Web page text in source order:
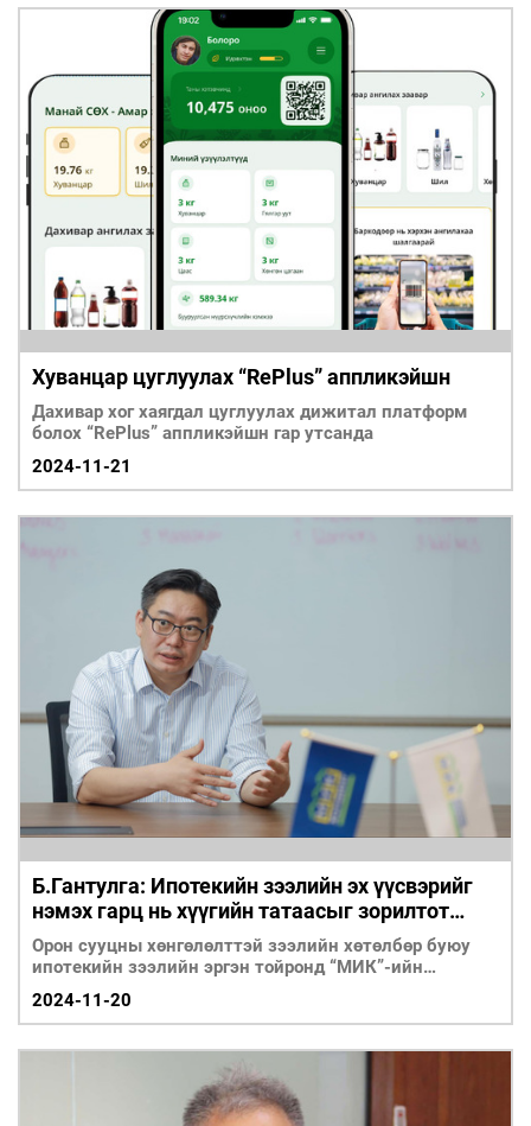
Хуванцар цуглуулах “RePlus” аппликэйшн
Дахивар хог хаягдал цуглуулах дижитал платформ
болох “RePlus” аппликэйшн гар утсанда
2024-11-21
Б.Гантулга: Ипотекийн зээлийн эх үүсвэрийг
нэмэх гарц нь хүүгийн татаасыг зорилтот
бүлэгт олгох
Орон сууцны хөнгөлөлттэй зээлийн хөтөлбөр буюу
ипотекийн зээлийн эргэн тойронд “МИК”-ийн
гүйцэтгэх захирал Б.Гантулгатай ярилцлаа.
2024-11-20